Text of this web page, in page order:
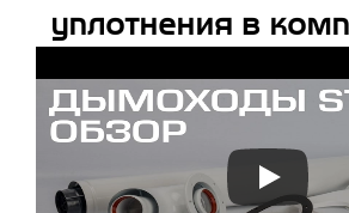
уплотнения в